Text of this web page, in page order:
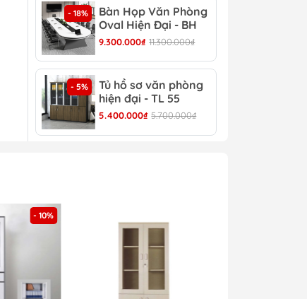
- 18%
Bàn Họp Văn Phòng
Oval Hiện Đại - BH
44
9.300.000₫ 11.300.000₫
- 5%
Tủ hồ sơ văn phòng
hiện đại - TL 55
5.400.000₫ 5.700.000₫
- 10%